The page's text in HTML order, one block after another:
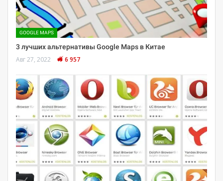
GOOGLE MAPS
3 лучших альтернативы Google Maps в Китае
Авг 27, 2022 6 957